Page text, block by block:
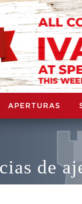
APERTURAS
de